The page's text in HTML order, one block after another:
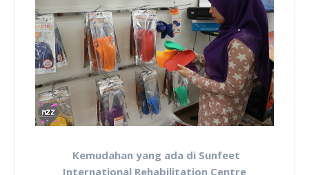
Kemudahan yang ada di Sunfeet
International Rehabilitation Centre